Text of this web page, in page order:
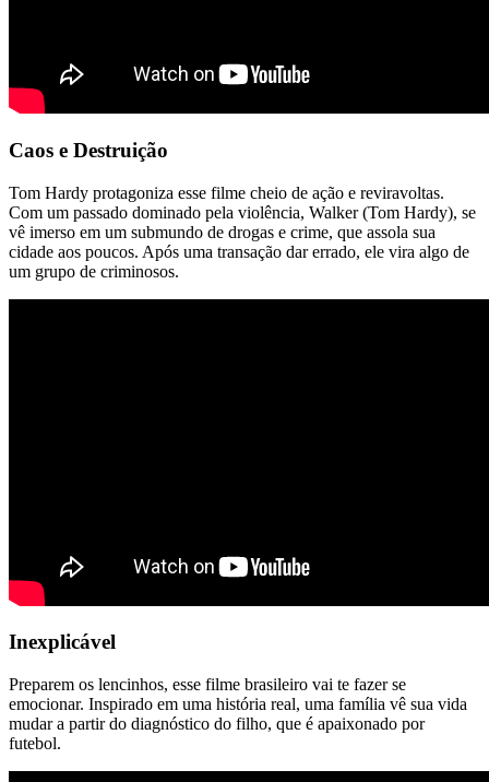
Caos e Destruição
Tom Hardy protagoniza esse filme cheio de ação e reviravoltas.
Com um passado dominado pela violência, Walker (Tom Hardy), se
vê imerso em um submundo de drogas e crime, que assola sua
cidade aos poucos. Após uma transação dar errado, ele vira algo de
um grupo de criminosos.
Inexplicável
Preparem os lencinhos, esse filme brasileiro vai te fazer se
emocionar. Inspirado em uma história real, uma família vê sua vida
mudar a partir do diagnóstico do filho, que é apaixonado por
futebol.